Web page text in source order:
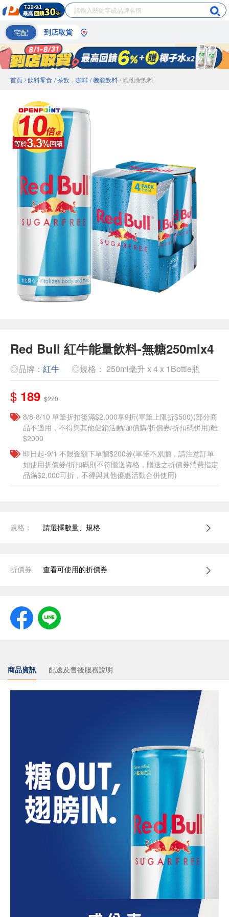
宅配 到店取貨
首頁 / 飲料零食 / 茶飲．咖啡 / 機能飲料 / 維他命飲料
Red Bull 紅牛能量飲料-無糖250mlx4
◎品牌： 紅牛 ◎規格： 250ml毫升 x 4 x 1Bottle瓶
$ 189 $220
8/8-8/10 單筆折扣後滿$2,000享9折(單筆上限折$500)(部分商
品不適用，不得與其他促銷活動/加價購/折價券/折扣碼併用)離
$2000
即日起-9/1 不限金額下單贈$200券(單筆不累贈，請注意訂單
如使用折價券/折扣碼則不符贈送資格，贈送之折價券消費指定
品滿$2,000可折，不得與其他優惠活動合併使用)
規格： 請選擇數量、規格
折價券 查看可使用的折價券
商品資訊 配送及售後服務說明